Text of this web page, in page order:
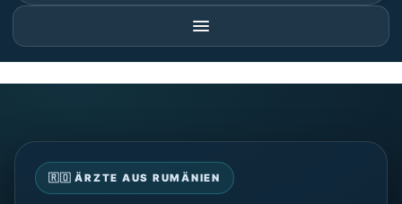
🇷🇴 ÄRZTE AUS RUMÄNIEN